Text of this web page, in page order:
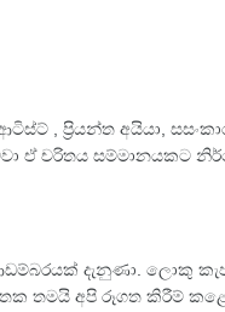
, ප්‍රියන්ත අයියා,
ඒ චරිතය සම්මානයකට
දැනුණා. ලොකු
තමයි අපි රූගත කිරීම් කළේ.